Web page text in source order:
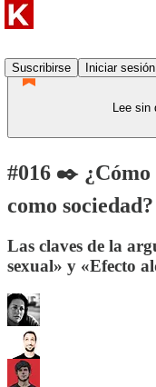
Suscribirse
Iniciar sesión
Lee sin
#016 ✒️ ¿Cómo
como sociedad?
Las claves de la
sexual» y «Efecto